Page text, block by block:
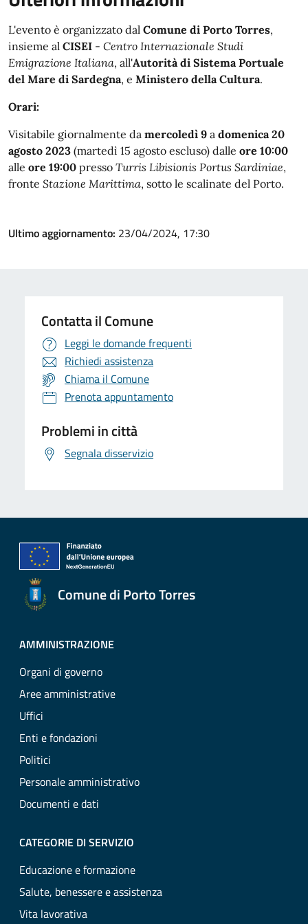
L'evento è organizzato dal Comune di Porto Torres,
insieme al CISEI - Centro Internazionale Studi
Emigrazione Italiana, all'Autorità di Sistema Portuale
del Mare di Sardegna, e Ministero della Cultura.
Orari:
Visitabile giornalmente da mercoledì 9 a domenica 20
agosto 2023 (martedì 15 agosto escluso) dalle ore 10:00
alle ore 19:00 presso Turris Libisionis Portus Sardiniae,
fronte Stazione Marittima, sotto le scalinate del Porto.
Ultimo aggiornamento: 23/04/2024, 17:30
Contatta il Comune
Leggi le domande frequenti
Richiedi assistenza
Chiama il Comune
Prenota appuntamento
Problemi in città
Segnala disservizio
Comune di Porto Torres
AMMINISTRAZIONE
Organi di governo
Aree amministrative
Uffici
Enti e fondazioni
Politici
Personale amministrativo
Documenti e dati
CATEGORIE DI SERVIZIO
Educazione e formazione
Salute, benessere e assistenza
Vita lavorativa